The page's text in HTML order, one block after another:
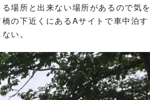
場所と出来ない場所があるので気を
の下近くにあるAサイトで車中泊す
い。